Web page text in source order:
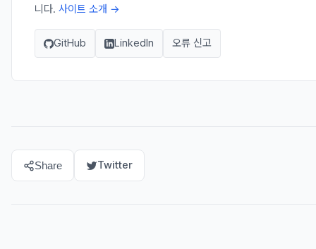
니다. 사이트 소개 →
GitHub LinkedIn 오류 신고
Share Twitter